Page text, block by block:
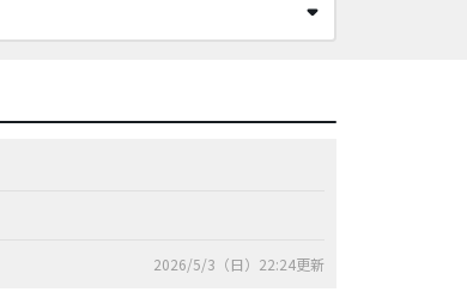
2026/5/3（日）22:24更新